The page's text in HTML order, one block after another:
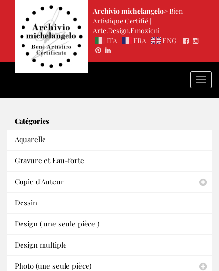
Archivio michelangelo>Bien
Artistique Certifié |
Arte.Design.Emozioni
ITA
FRA ENG
Catégories
Aquarelle
Gravure et Eau-forte
Copie d'Auteur
Dessin
Design ( une seule pièce )
Design multiple
Photo (une seule pièce)